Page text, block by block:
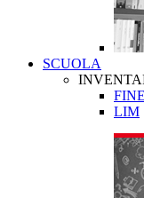
SCUOLA
LIM